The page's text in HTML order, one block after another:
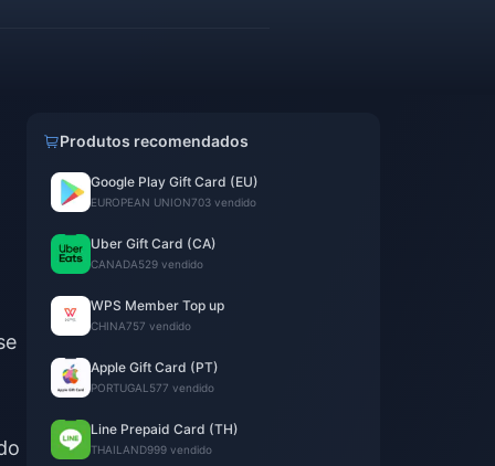
Produtos recomendados
Google Play Gift Card (EU)
EUROPEAN UNION703 vendido
Uber Gift Card (CA)
CANADA529 vendido
WPS Member Top up
CHINA757 vendido
Apple Gift Card (PT)
PORTUGAL 577 vendido
Line Prepaid Card (TH)
THAILAND999 vendido